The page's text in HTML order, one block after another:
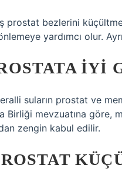
prostat bezlerini
yardımcı olur.
IYI
suların prostat ve
Birliği mevzuatına
zengin kabul edilir.